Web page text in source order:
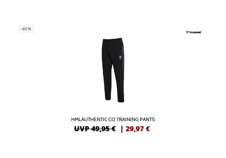
-40%
HMLAUTHENTIC CO TRAINING PANTS
UVP 49,95 € | 29,97 €